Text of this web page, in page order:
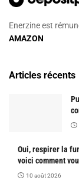
Enerzine est
AMAZON
Articles récents
Oui, respirer la
voici comment
10 août 2026